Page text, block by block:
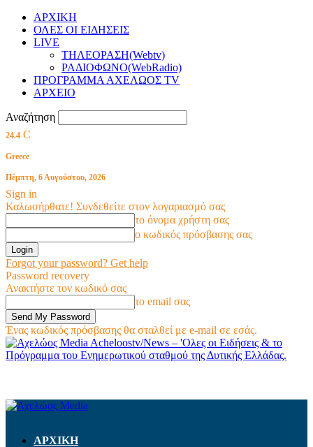
ΑΡΧΙΚΗ
ΟΛΕΣ ΟΙ ΕΙΔΗΣΕΙΣ
LIVE
ΤΗΛΕΟΡΑΣΗ(Webtv)
ΡΑΔΙΟΦΩΝΟ(WebRadio)
ΠΡΟΓΡΑΜΜΑ ΑΧΕΛΩΟΣ TV
ΑΡΧΕΙΟ
Αναζήτηση
24.4 C
Greece
Πέμπτη, 6 Αυγούστου, 2026
Sign in
Καλωσήρθατε! Συνδεθείτε στον λογαριασμό σας
το όνομα χρήστη σας
ο κωδικός πρόσβασης σας
Forgot your password? Get help
Password recovery
Ανακτήστε τον κωδικό σας
το email σας
Ένας κωδικός πρόσβασης θα σταλθεί με e-mail σε εσάς.
Acheloostv/News – 'Ολες οι Ειδήσεις & το
Πρόγραμμα του Ενημερωτικού σταθμού της Δυτικής Ελλάδας.
ΑΡΧΙΚΗ